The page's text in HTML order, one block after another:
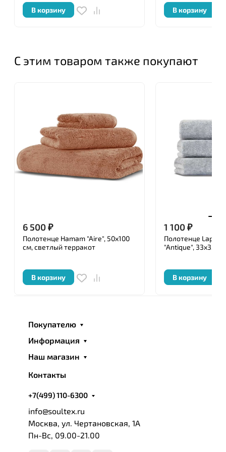
изделия до 50 стирок. Помимо хлопка бренд
использует и другие высококачественные
В корзину В корзину
С этим товаром также покупают
6 500₽
Полотенце Hamam "Aire", 50x100
см, светлый терракот
В корзину
1 100₽
Полотенце
"Antique", 33x33
В корзину
Покупателю
Информация
Наш магазин
Контакты
+7(499) 110-6300
info@soultex.ru
Москва, ул. Чертановская, 1А
Пн-Вс, 09.00-21.00